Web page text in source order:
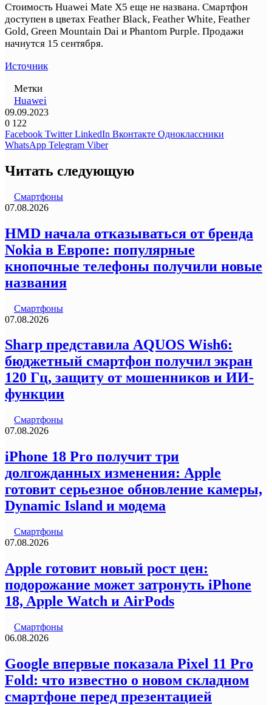
Стоимость Huawei Mate X5 еще не названа. Смартфон
доступен в цветах Feather Black, Feather White, Feather
Gold, Green Mountain Dai и Phantom Purple. Продажи
начнутся 15 сентября.
Источник
Метки
Huawei
09.09.2023
0 122
Facebook Twitter LinkedIn Вконтакте Одноклассники
WhatsApp Telegram Viber
Читать следующую
Смартфоны
07.08.2026
HMD начала отказываться от бренда
Nokia в Европе: популярные
кнопочные телефоны получили новые
названия
Смартфоны
07.08.2026
Sharp представила AQUOS Wish6:
бюджетный смартфон получил экран
120 Гц, защиту от мошенников и ИИ-
функции
Смартфоны
07.08.2026
iPhone 18 Pro получит три
долгожданных изменения: Apple
готовит серьезное обновление камеры,
Dynamic Island и модема
Смартфоны
07.08.2026
Apple готовит новый рост цен:
подорожание может затронуть iPhone
18, Apple Watch и AirPods
Смартфоны
06.08.2026
Google впервые показала Pixel 11 Pro
Fold: что известно о новом складном
смартфоне перед презентацией